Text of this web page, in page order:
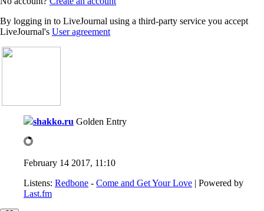
By logging in to LiveJournal using a third-party service you accept
LiveJournal's User agreement
shakko.ru Golden Entry
February 14 2017, 11:10
Listens: Redbone - Come and Get Your Love | Powered by
Last.fm